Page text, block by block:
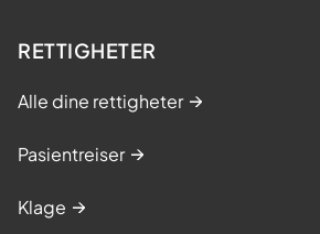
RETTIGHETER
Alle dine rettigheter
Pasientreiser
Klage